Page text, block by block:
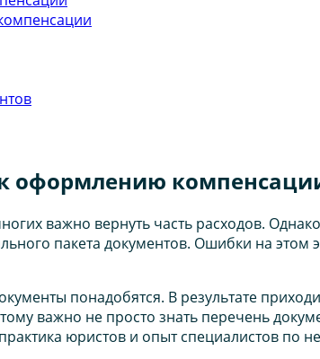
оформлению
важно вернуть часть расходов.
пакета документов. Ошибки на этом
понадобятся. В результате
важно не просто знать перечень
юристов и опыт специалистов по